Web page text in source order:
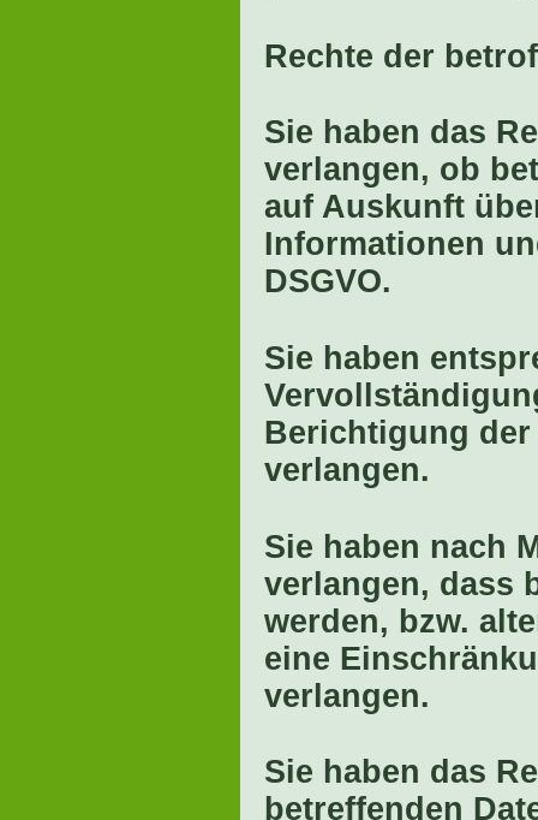
Rechte der
Sie haben das
verlangen, ob
auf Auskunft
Informationen
DSGVO.
Sie haben
Berichtigung
verlangen.
Sie haben nach
verlangen, dass
werden, bzw.
eine
verlangen.
Sie haben das
betreffenden